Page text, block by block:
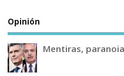
Opinión
Mentiras,